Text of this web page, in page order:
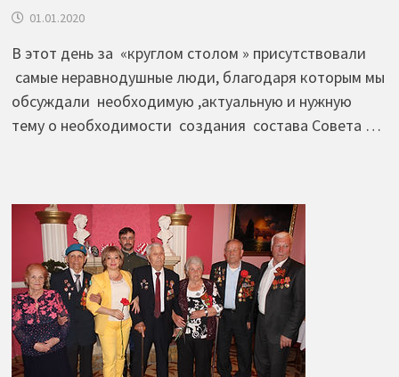
01.01.2020
В этот день за «круглом столом » присутствовали
самые неравнодушные люди, благодаря которым мы
обсуждали необходимую ,актуальную и нужную
тему о необходимости создания состава Совета …